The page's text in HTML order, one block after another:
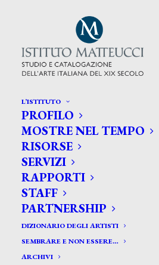
L’ISTITUTO
PROFILO
MOSTRE NEL TEMPO
RISORSE
SERVIZI
RAPPORTI
STAFF
PARTNERSHIP
DIZIONARIO DEGLI ARTISTI
SEMBRARE E NON ESSERE…
ARCHIVI
CERCA TRA GLI ARTISTI:
Search
for: